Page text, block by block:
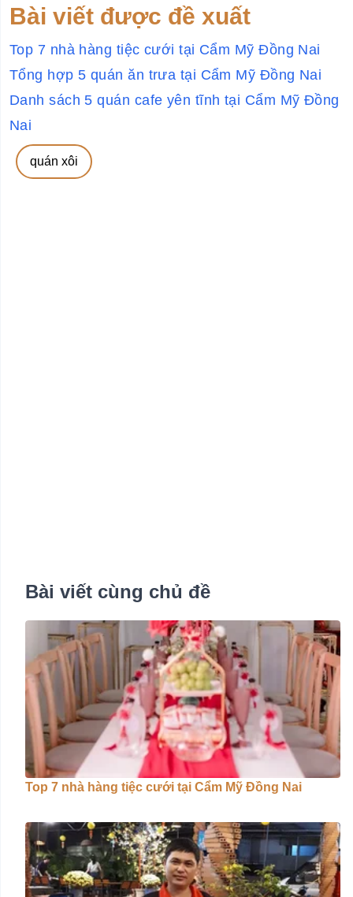
Bài viết được đề xuất
Top 7 nhà hàng tiệc cưới tại Cẩm Mỹ Đồng Nai
Tổng hợp 5 quán ăn trưa tại Cẩm Mỹ Đồng Nai
Danh sách 5 quán cafe yên tĩnh tại Cẩm Mỹ Đồng
Nai
quán xôi
Bài viết cùng chủ đề
Top 7 nhà hàng tiệc cưới tại Cẩm Mỹ Đồng Nai